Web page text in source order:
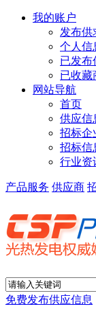
我的账户
发布供
个人信
已发布
已收藏
网站导航
首页
供应信
招标企
招标信
行业资
产品服务 供应商
免费发布供应信息